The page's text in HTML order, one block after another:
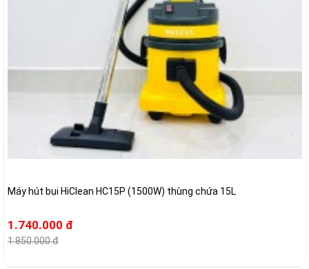
Máy hút bụi HiClean HC15P (1500W) thùng chứa 15L
1.740.000 đ
1.850.000 đ